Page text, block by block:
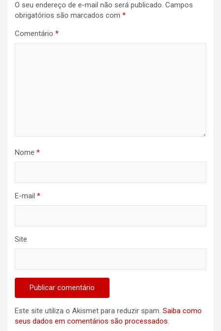
O seu endereço de e-mail não será publicado. Campos
obrigatórios são marcados com *
Comentário *
Nome *
E-mail *
Site
Este site utiliza o Akismet para reduzir spam. Saiba como
seus dados em comentários são processados.